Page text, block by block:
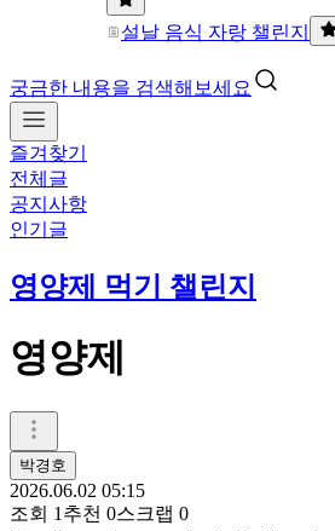
설날 음식 자랑 챌린지
궁금한 내용을 검색해보세요
즐겨찾기
전체글
공지사항
인기글
영양제 먹기 챌린지
영양제
박경호
2026.06.02 05:15
조회 1 추천 0스크랩 0